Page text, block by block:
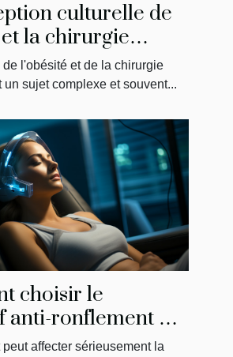
culturelle de
la chirurgie
en Tunisie
de l'obésité et de la chirurgie
un sujet complexe et souvent...
choisir le
anti-ronflement qui
le mieux
peut affecter sérieusement la